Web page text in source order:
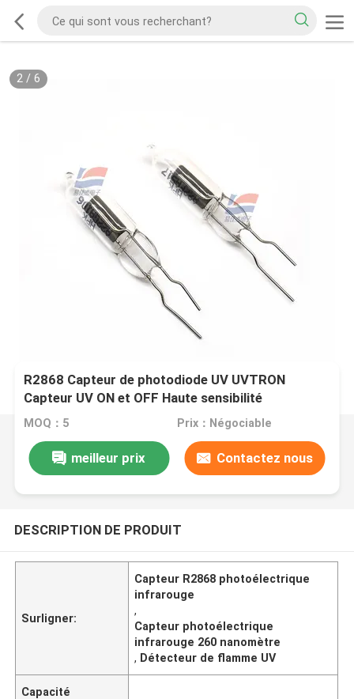
2/ 6
R2868 Capteur de photodiode UV UVTRON
Capteur UV ON et OFF Haute sensibilité
MOQ：5 Prix：Négociable
meilleur prix Contactez nous
DESCRIPTION DE PRODUIT
Surligner:
Capteur R2868 photoélectrique
infrarouge
,
Capteur photoélectrique
infrarouge 260 nanomètre
, Détecteur de flamme UV
Capacité